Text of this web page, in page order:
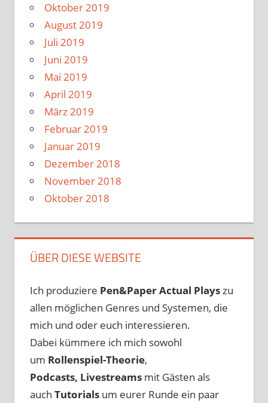
Oktober 2019
August 2019
Juli 2019
Juni 2019
Mai 2019
April 2019
März 2019
Februar 2019
Januar 2019
Dezember 2018
November 2018
Oktober 2018
ÜBER DIESE WEBSITE
Ich produziere Pen&PaperActual Plays zu
allen möglichen Genres und Systemen, die
mich und oder euch interessieren.
Dabei kümmere ich mich sowohl
um Rollenspiel-Theorie,
Podcasts, Livestreams mit Gästen als
auch Tutorials um eurer Runde ein paar